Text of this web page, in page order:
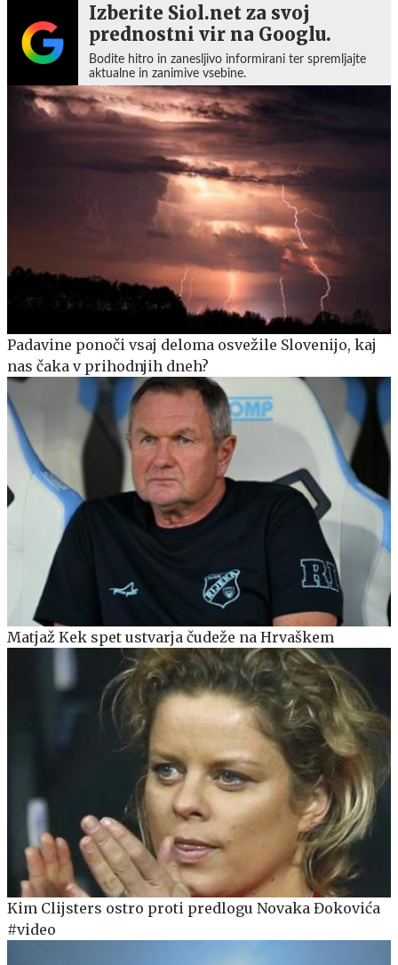
Izberite Siol.net za svoj
prednostni vir na Googlu.
Bodite hitro in zanesljivo informirani ter spremljajte
aktualne in zanimive vsebine.
Padavine ponoči vsaj deloma osvežile Slovenijo, kaj
nas čaka v prihodnjih dneh?
Matjaž Kek spet ustvarja čudeže na Hrvaškem
Kim Clijsters ostro proti predlogu Novaka Đokovića
#video